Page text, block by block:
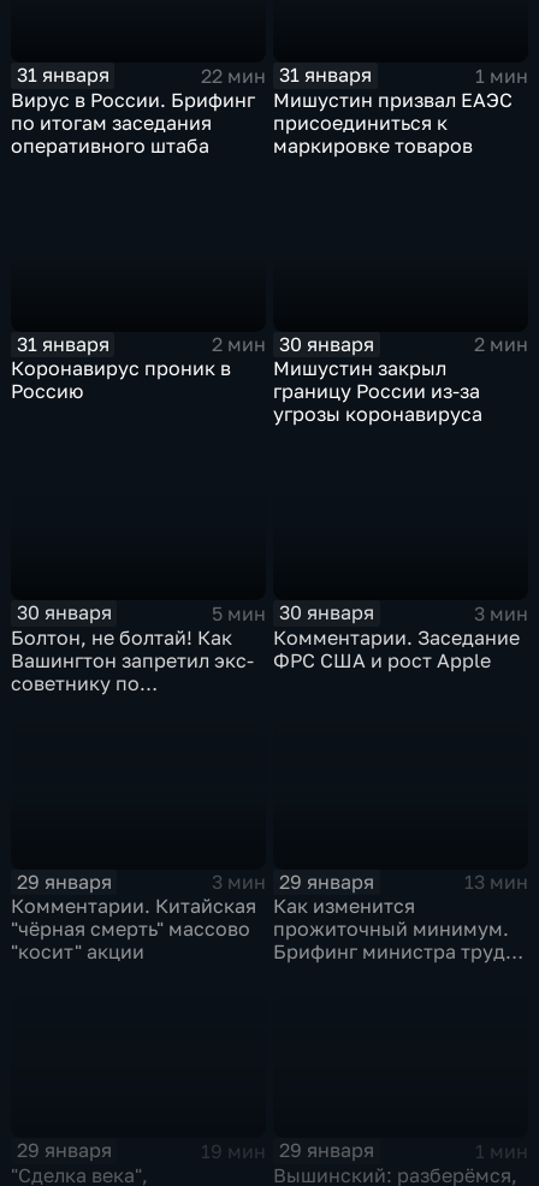
31 января
22 мин
Вирус в России. Брифинг
по итогам заседания
оперативного штаба
31 января
1 мин
Мишустин призвал ЕАЭС
присоединиться к
маркировке товаров
31 января
2 мин
Коронавирус проник в
Россию
30 января
2 мин
Мишустин закрыл
границу России из-за
угрозы коронавируса
30 января
5 мин
Болтон, не болтай! Как
Вашингтон запретил экс-
советнику по
30 января
3 мин
Комментарии. Заседание
ФРС США и рост Apple
29 января
3 мин
Комментарии. Китайская
"чёрная смерть" массово
"косит" акции
29 января
13 мин
Как изменится
прожиточный минимум.
Брифинг министра труда
29 января
19 мин
"Сделка века",
29 января
1 мин
Вышинский: разберёмся,